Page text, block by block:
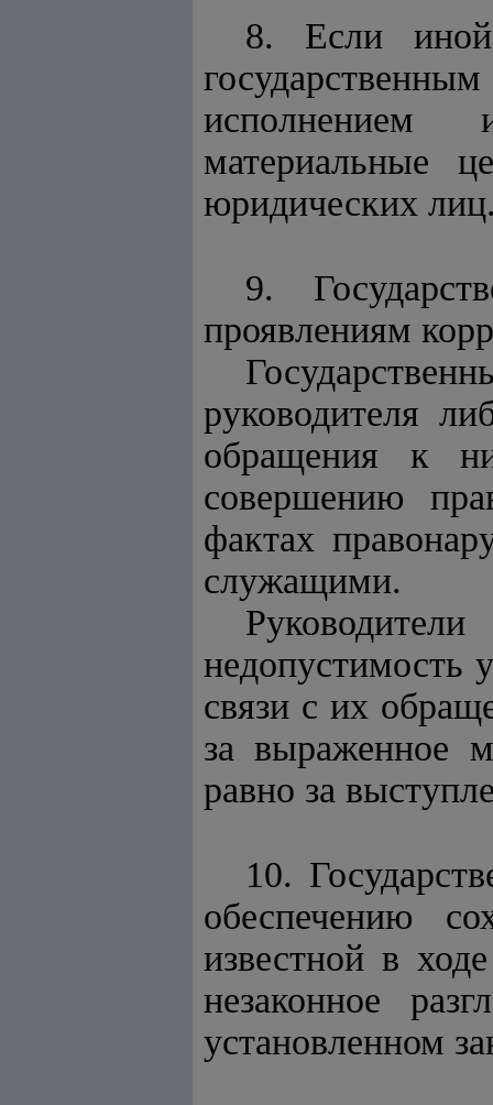
8. Если иной
исполнением
материальные
юридических
9.
проявлениям
руководителя
обращения к
совершению
фактах
служащими.
недопустимость
связи с их
за выраженное
равно за
10.
обеспечению
известной в
незаконное
установленном